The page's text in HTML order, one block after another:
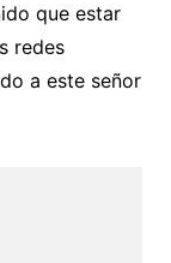
que estar
redes
a este señor